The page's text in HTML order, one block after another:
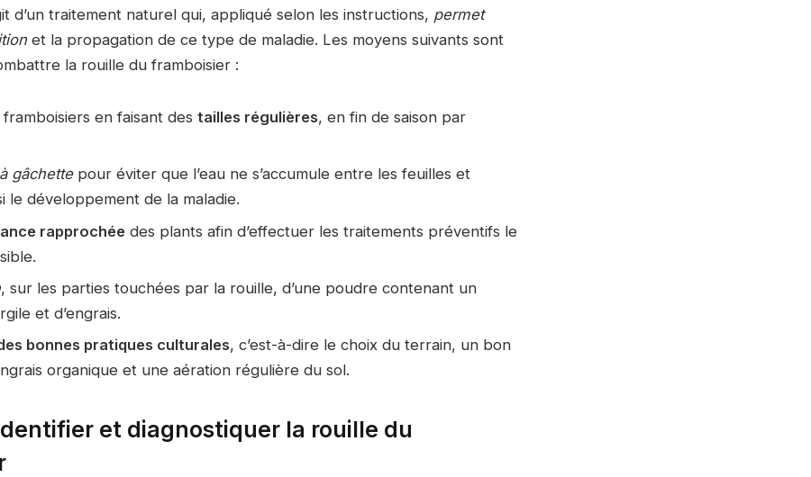
d’un traitement naturel qui, appliqué selon les instructions, permet
et la propagation de ce type de maladie. Les moyens suivants sont
la rouille du framboisier :
en faisant des tailles régulières, en fin de saison par
gâchettepour éviter que l’eau ne s’accumule entre les feuilles et
le développement de la maladie.
rapprochée des plants afin d’effectuer les traitements préventifs le
, sur les parties touchées par la rouille, d’une poudre contenant un
et d’engrais.
bonnes pratiques culturales, c’est-à-dire le choix du terrain, un bon
organique et une aération régulière du sol.
et diagnostiquer la rouille du